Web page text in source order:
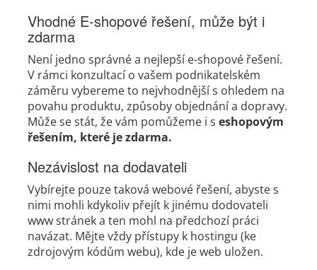
Vhodné E-shopové řešení, může být i
zdarma
Není jedno správné a nejlepší e-shopové řešení.
V rámci konzultací o vašem podnikatelském
záměru vybereme to nejvhodnější s ohledem na
povahu produktu, způsoby objednání a dopravy.
Může se stát, že vám pomůžeme i s eshopovým
řešením, které je zdarma.
Nezávislost na dodavateli
Vybírejte pouze taková webové řešení, abyste s
nimi mohli kdykoliv přejít k jinému dodovateli
www stránek a ten mohl na předchozí práci
navázat. Mějte vždy přístupy k hostingu (ke
zdrojovým kódům webu), kde je web uložen.